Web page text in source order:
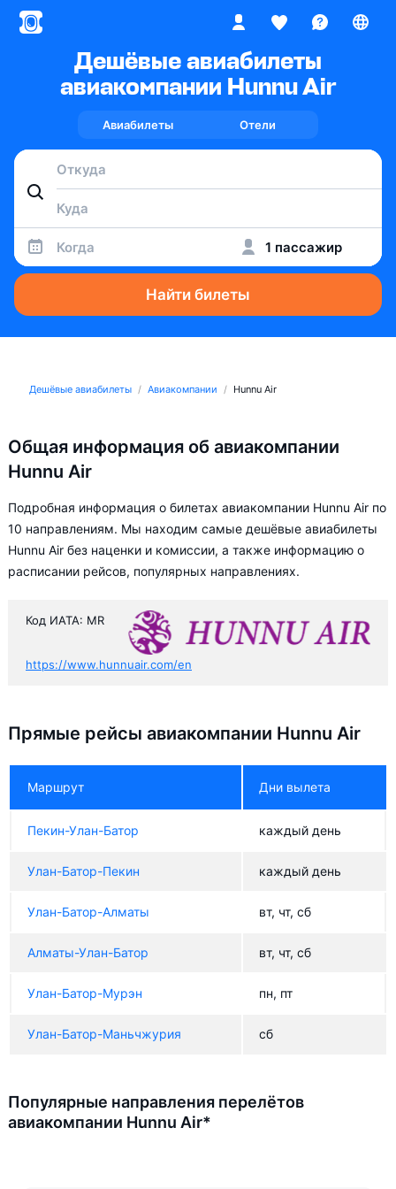
Дешёвые авиабилеты
авиакомпании Hunnu Air
Авиабилеты Отели
Когда 1 пассажир
Найти билеты
Дешёвые авиабилеты Авиакомпании Hunnu Air
Общая информация об авиакомпании
Hunnu Air
Подробная информация о билетах авиакомпании Hunnu Air по
10 направлениям. Мы находим самые дешёвые авиабилеты
Hunnu Air без наценки и комиссии, а также информацию о
расписании рейсов, популярных направлениях.
Код ИАТА: MR
https://www.hunnuair.com/en
Прямые рейсы авиакомпании Hunnu Air
Маршрут Дни вылета
Пекин-Улан-Батор каждый день
Улан-Батор-Пекин каждый день
Улан-Батор-Алматы вт, чт, сб
Алматы-Улан-Батор вт, чт, сб
Улан-Батор-Мурэн пн, пт
Улан-Батор-Маньчжурия сб
Популярные направления перелётов
авиакомпании Hunnu Air*